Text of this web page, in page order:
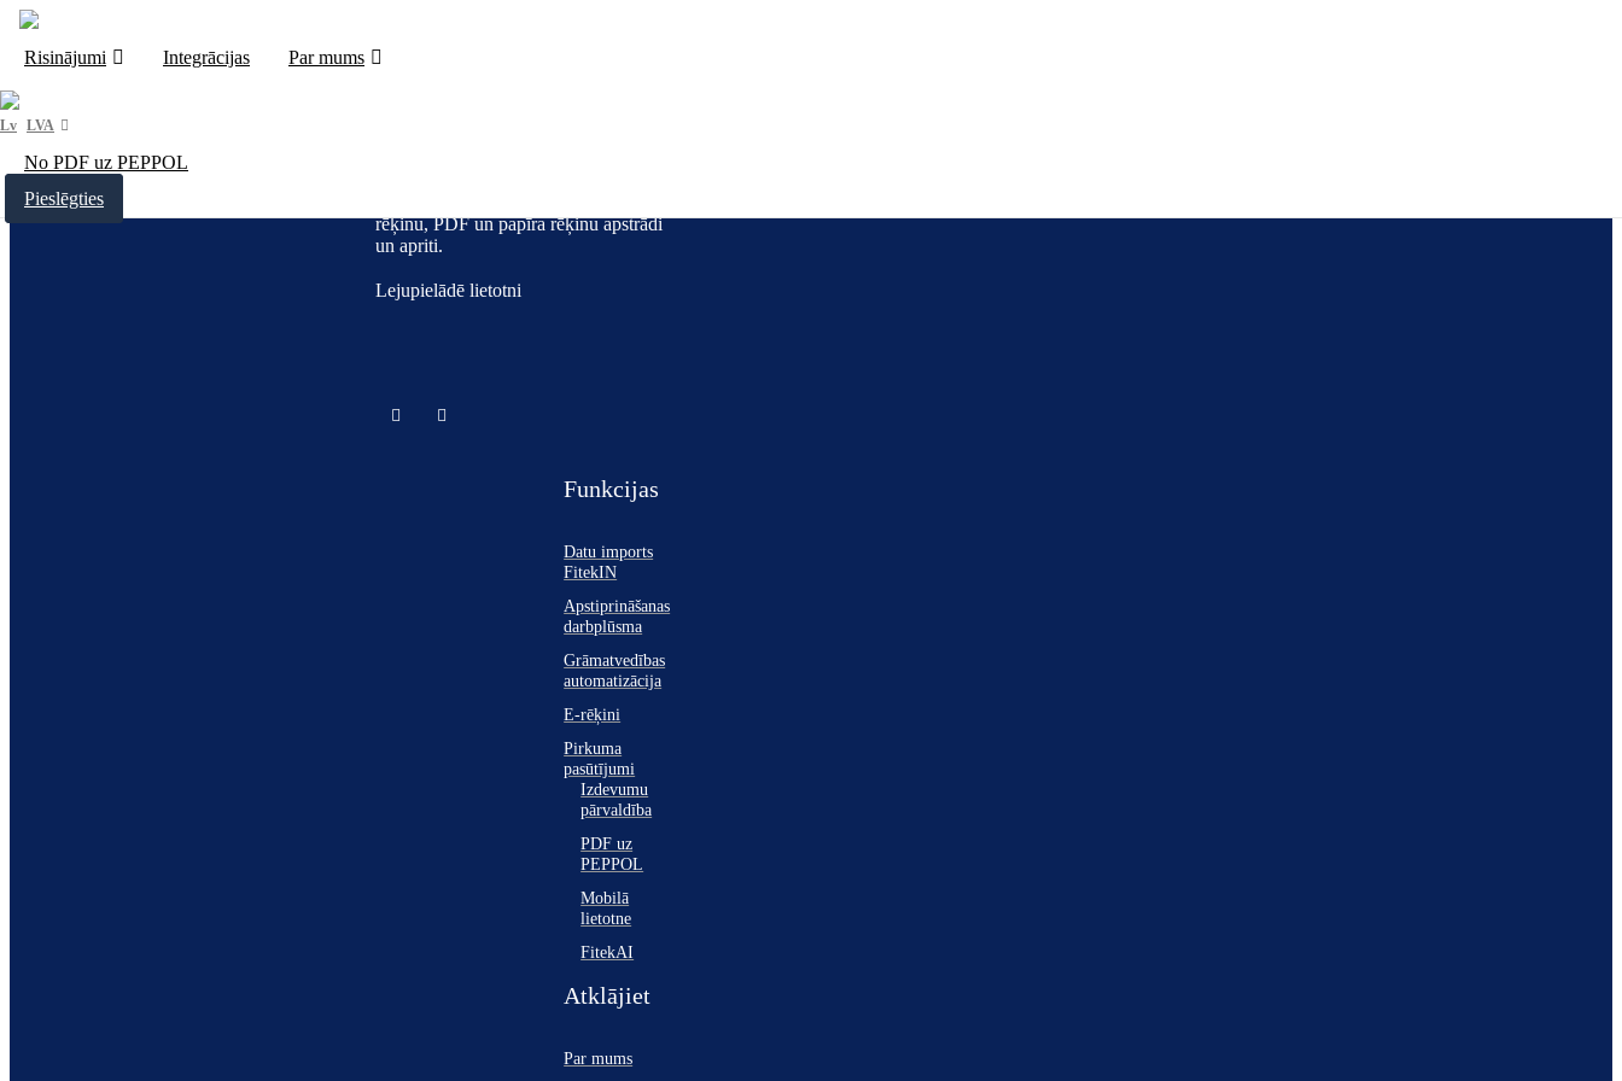
Risinājumi Integrācijas Par mums
LVA
No PDF uz PEPPOL
Pieslēgties
rēķinu, PDF un papīra rēķinu apstrādi
un apriti.
Lejupielādē lietotni
Funkcijas
Datu imports
FitekIN
Apstiprināšanas
darbplūsma
Grāmatvedības
automatizācija
E-rēķini
Pirkuma
pasūtījumi
Izdevumu
pārvaldība
PDF uz
PEPPOL
Mobilā
lietotne
FitekAI
Atklājiet
Par mums